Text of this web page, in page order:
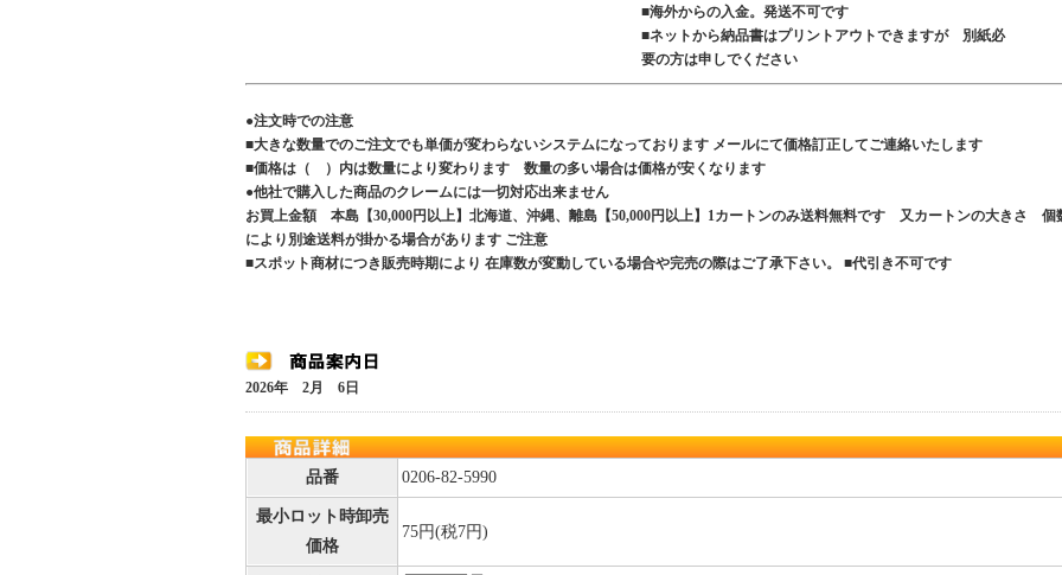
■海外からの入金。発送不可です
■ネットから納品書はプリントアウトできますが 別紙必
要の方は申しでください
●注文時での注意
■大きな数量でのご注文でも単価が変わらないシステムになっております メールにて価格訂正してご連絡いたします
■価格は（ ）内は数量により変わります 数量の多い場合は価格が安くなります
●他社で購入した商品のクレームには一切対応出来ません
お買上金額 本島【30,000円以上】北海道、沖縄、離島【50,000円以上】1カートンのみ送料無料です 又カートンの大きさ 個
により別途送料が掛かる場合があります ご注意
■スポット商材につき販売時期により 在庫数が変動している場合や完売の際はご了承下さい。 ■代引き不可です
2026年 2月 6日
品番 0206-82-5990
最小ロット時卸売
価格
75円(税7円)